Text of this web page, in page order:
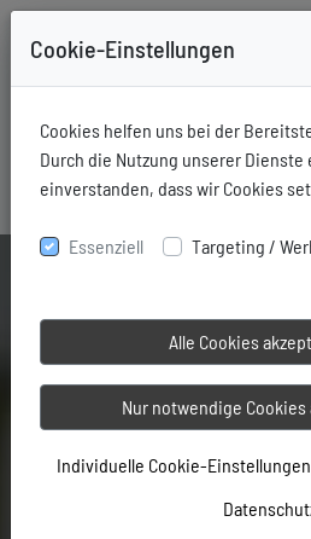
Cookie-Einstellungen
Cookies helfen uns bei der
Durch die Nutzung unserer
einverstanden, dass wir Cookies
Essenziell Targeting /
Alle Cookies
Nur notwendige
Individuelle Cookie-